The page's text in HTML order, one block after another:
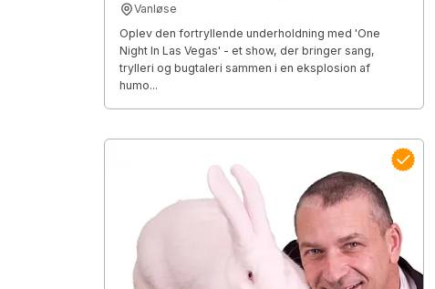
Vanløse
Oplev den fortryllende underholdning med 'One
Night In Las Vegas' - et show, der bringer sang,
trylleri og bugtaleri sammen i en eksplosion af
humo...